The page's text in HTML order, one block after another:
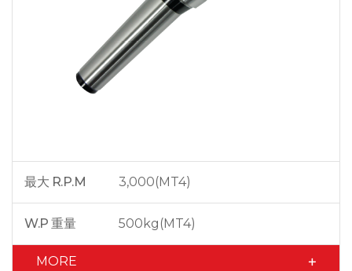
最大 R.P.M 3,000(MT4)
W.P 重量 500kg(MT4)
MORE